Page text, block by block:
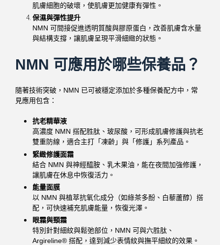
肌膚細胞的破壞，使肌膚更加健康有彈性。
保濕與彈性提升
NMN 可間接促進透明質酸與膠原蛋白，改善肌膚含水量
與結構支撐，讓肌膚呈現平滑細緻的狀態。
NMN 可應用於哪些保養品？
隨著技術突破，NMN 已可被穩定添加於多種保養配方中，常
見應用包含：
抗老精華液
高濃度 NMN 搭配胜肽、玻尿酸，可形成肌膚修護與抗老
雙重防線，適合主打「凍齡」與「修護」系列產品。
緊緻修護面霜
結合 NMN 與神經醯胺、乳木果油，能在夜間加強修護，
讓肌膚在休息中恢復活力。
能量面膜
以 NMN 與植萃抗氧化成分（如綠茶多酚、白藜蘆醇）搭
配，可快速補充肌膚能量，恢復光澤。
眼霜與頸霜
特別針對細紋與鬆弛部位，NMN 可與六胜肽、
Argireline® 搭配，達到減少表情紋與撫平細紋的效果。